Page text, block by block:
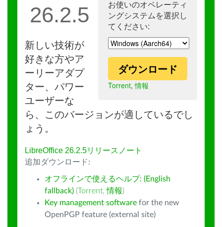
お使いのオペレーティ
ングシステムを選択し
てください:
ダウンロード
Torrent,情報
26.2.5
新しい技術が
好きな方やア
ーリーアダプ
ター、パワー
ユーザーな
ら、このバージョンが適しているでし
ょう。
LibreOffice 26.2.5リリースノート
追加ダウンロード:
オフラインで使えるヘルプ: (English
fallback) (Torrent,情報)
Key management software for the new
OpenPGP feature (external site)